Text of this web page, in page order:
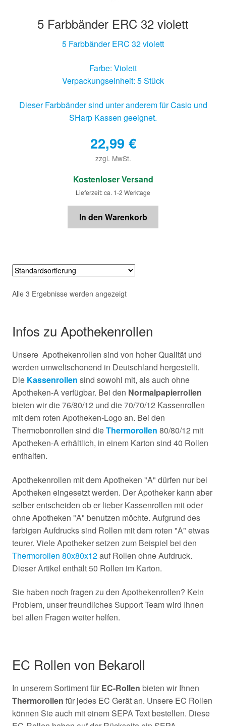
5 Farbbänder ERC 32 violett
5 Farbbänder ERC 32 violett
Farbe: Violett
Verpackungseinheit: 5 Stück
Dieser Farbbänder sind unter anderem für Casio und
SHarp Kassen geeignet.
22,99 €
zzgl. MwSt.
€
Kostenloser Versand
Lieferzeit: ca. 1-2 Werktage
In den Warenkorb
Alle 3 Ergebnisse werden angezeigt
Infos zu Apothekenrollen
Unsere Apothekenrollen sind von hoher Qualität und
werden umweltschonend in Deutschland hergestellt.
Die Kassenrollen sind sowohl mit, als auch ohne
Apotheken-A verfügbar. Bei den Normalpapierrollen
bieten wir die 76/80/12 und die 70/70/12 Kassenrollen
mit dem roten Apotheken-Logo an. Bei den
Thermobonrollen sind dieThermorollen 80/80/12 mit
Apotheken-A erhältlich, in einem Karton sind 40 Rollen
enthalten.
Apothekenrollen mit dem Apotheken "A" dürfen nur bei
Apotheken eingesetzt werden. Der Apotheker kann aber
selber entscheiden ob er lieber Kassenrollen mit oder
ohne Apotheken "A" benutzen möchte. Aufgrund des
farbigen Aufdrucks sind Rollen mit dem roten "A" etwas
teurer. Viele Apotheker setzen zum Beispiel bei den
Thermorollen 80x80x12auf Rollen ohne Aufdruck.
Dieser Artikel enthält 50 Rollen im Karton.
Sie haben noch fragen zu den Apothekenrollen? Kein
Problem, unser freundliches Support Team wird Ihnen
bei allen Fragen weiter helfen.
EC Rollen von Bekaroll
In unserem Sortiment für EC-Rollen bieten wir Ihnen
Thermorollen für jedes EC Gerät an. Unsere EC Rollen
können Sie auch mit einem SEPA Text bestellen. Diese